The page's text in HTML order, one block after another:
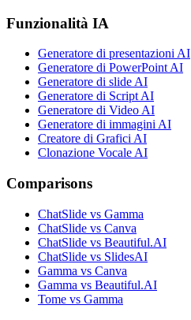
Funzionalità IA
Generatore di presentazioni AI
Generatore di PowerPoint AI
Generatore di slide AI
Generatore di Script AI
Generatore di Video AI
Generatore di immagini AI
Creatore di Grafici AI
Clonazione Vocale AI
Comparisons
ChatSlide vs Gamma
ChatSlide vs Canva
ChatSlide vs Beautiful.AI
ChatSlide vs SlidesAI
Gamma vs Canva
Gamma vs Beautiful.AI
Tome vs Gamma